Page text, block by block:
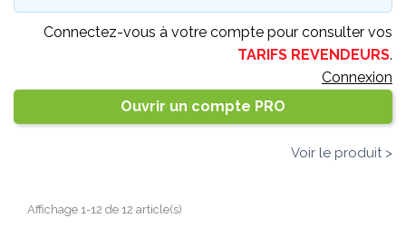
Connectez-vous à votre compte pour consulter vos
TARIFS REVENDEURS.
Connexion
Ouvrir un compte PRO
Voir le produit >
Affichage 1-12 de 12 article(s)